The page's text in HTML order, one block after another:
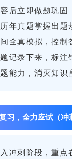
后立即做题巩固
年真题掌握出题
全真模拟，控制
记录下来，标注
能力，消灭知识
习，全力应试（冲
冲刺阶段，重点